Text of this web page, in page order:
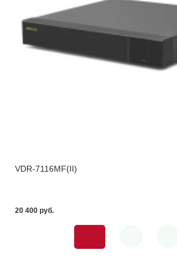
VDR-7116MF(II)
20 400 pуб.